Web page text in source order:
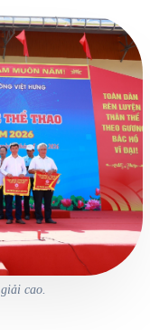
cao.